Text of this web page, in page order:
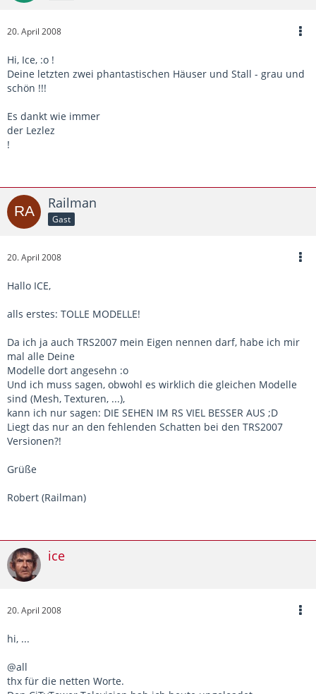
20. April 2008
Hi, Ice, :o !
Deine letzten zwei phantastischen Häuser und Stall - grau und
schön !!!
Es dankt wie immer
der Lezlez
!
Railman
Gast
20. April 2008
Hallo ICE,
alls erstes: TOLLE MODELLE!
Da ich ja auch TRS2007 mein Eigen nennen darf, habe ich mir
mal alle Deine
Modelle dort angesehn :o
Und ich muss sagen, obwohl es wirklich die gleichen Modelle
sind (Mesh, Texturen, ...),
kann ich nur sagen: DIE SEHEN IM RS VIEL BESSER AUS ;D
Liegt das nur an den fehlenden Schatten bei den TRS2007
Versionen?!
Grüße
Robert (Railman)
ice
20. April 2008
hi, ...
@all
thx für die netten Worte.